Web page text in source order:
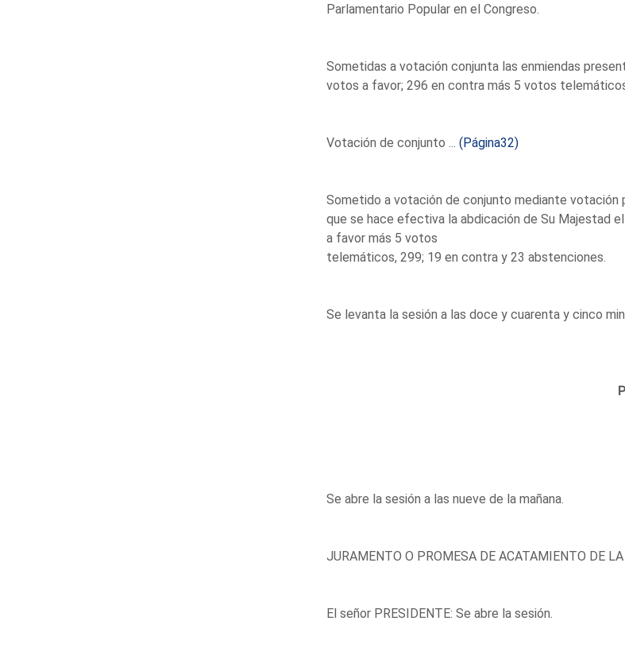
Parlamentario Popular en el Congreso.
Sometidas a votación conjunta las enmiendas
votos a favor; 296 en contra más 5 votos
Votación de conjunto ... (Página32)
Sometido a votación de conjunto mediante
que se hace efectiva la abdicación de Su Majestad
a favor más 5 votos
telemáticos, 299; 19 en contra y 23 abstenciones.
Se levanta la sesión a las doce y cuarenta y cinco
Se abre la sesión a las nueve de la mañana.
JURAMENTO O PROMESA DE ACATAMIENTO DE
El señor PRESIDENTE: Se abre la sesión.